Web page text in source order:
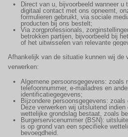
Direct van u, bijvoorbeeld wanneer
digitaal contact met ons opneemt,
formulieren gebruikt, via sociale
producten bij ons bestelt;
Via zorgprofessionals,
betrokken partijen, bijvoorbeeld bij
of het uitwisselen van relevante
Afhankelijk van de situatie kunnen wij de
verwerken:
Algemene persoonsgegevens: zoals
telefoonnummer, e-mailadres en
identificatiegegevens;
Bijzondere persoonsgegevens:
Deze verwerken wij uitsluitend indien
wettelijke grondslag bestaat, zoals
Burgerservicenummer (BSN):
is op grond van een specifieke
bevoegdheid.